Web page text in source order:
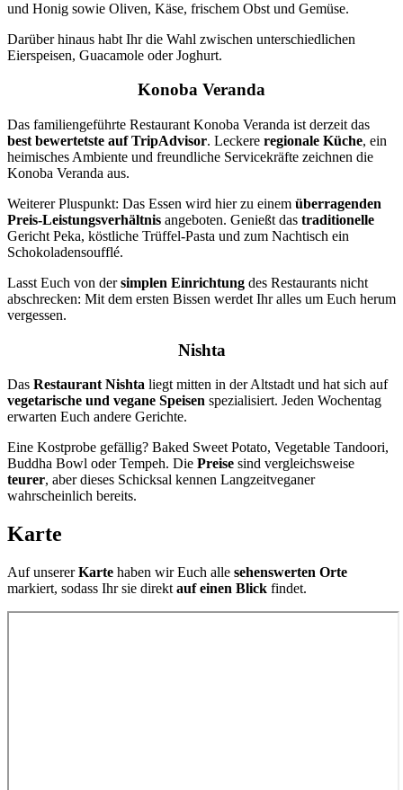
und Honig sowie Oliven, Käse, frischem Obst und Gemüse.
Darüber hinaus habt Ihr die Wahl zwischen unterschiedlichen
Eierspeisen, Guacamole oder Joghurt.
Konoba Veranda
Das familiengeführte Restaurant Konoba Veranda ist derzeit das
best bewertetste auf TripAdvisor. Leckere regionale Küche, ein
heimisches Ambiente und freundliche Servicekräfte zeichnen die
Konoba Veranda aus.
Weiterer Pluspunkt: Das Essen wird hier zu einem überragenden
Preis-Leistungsverhältnis angeboten. Genießt das traditionelle
Gericht Peka, köstliche Trüffel-Pasta und zum Nachtisch ein
Schokoladensoufflé.
Lasst Euch von dersimplen Einrichtung des Restaurants nicht
abschrecken: Mit dem ersten Bissen werdet Ihr alles um Euch herum
vergessen.
Nishta
Das Restaurant Nishta liegt mitten in der Altstadt und hat sich auf
vegetarische und vegane Speisen spezialisiert. Jeden Wochentag
erwarten Euch andere Gerichte.
Eine Kostprobe gefällig? Baked Sweet Potato, Vegetable Tandoori,
Buddha Bowl oder Tempeh. Die Preise sind vergleichsweise
teurer, aber dieses Schicksal kennen Langzeitveganer
wahrscheinlich bereits.
Karte
Auf unsererKarte haben wir Euch alle sehenswerten Orte
markiert, sodass Ihr sie direkt auf einen Blick findet.